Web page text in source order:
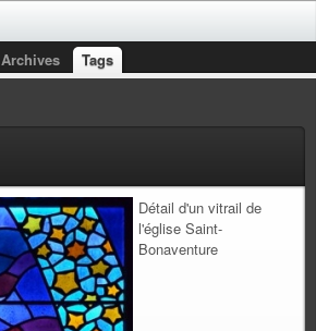
Archives Tags
Détail d'un vitrail de
l'église Saint-
Bonaventure